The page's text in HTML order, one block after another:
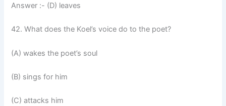
Answer :- (D) leaves
42. What does the Koel’s voice do to the poet?
(A) wakes the poet’s soul
(B) sings for him
(C) attacks him